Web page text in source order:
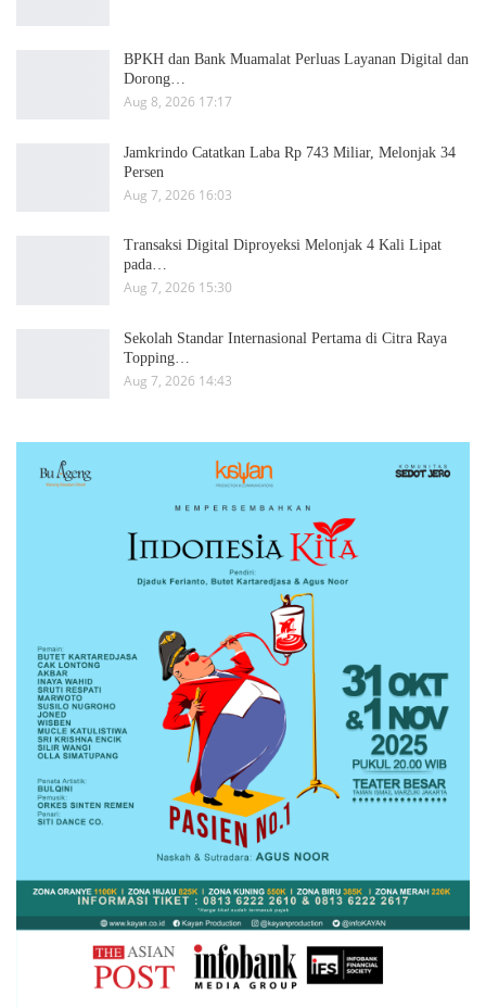
BPKH dan Bank Muamalat Perluas Layanan Digital dan
Dorong…
Aug 8, 2026 17:17
Jamkrindo Catatkan Laba Rp 743 Miliar, Melonjak 34
Persen
Aug 7, 2026 16:03
Transaksi Digital Diproyeksi Melonjak 4 Kali Lipat
pada…
Aug 7, 2026 15:30
Sekolah Standar Internasional Pertama di Citra Raya
Topping…
Aug 7, 2026 14:43